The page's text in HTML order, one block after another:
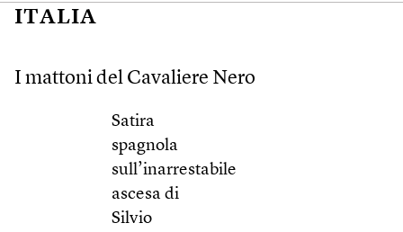
ITALIA
I mattoni del Cavaliere Nero
Satira
spagnola
sull’inarrestabile
ascesa di
Silvio